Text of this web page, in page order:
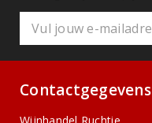
Contactgegevens